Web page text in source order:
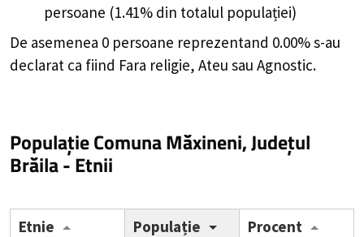
persoane (1.41% din totalul populației)
De asemenea 0 persoane reprezentand 0.00% s-au
declarat ca fiind Fara religie, Ateu sau Agnostic.
Populație Comuna Măxineni, Județul
Brăila - Etnii
Etnie Populație
Procent